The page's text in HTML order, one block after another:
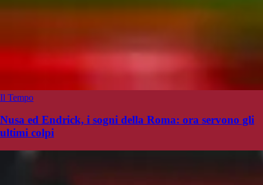
Il Tempo
Nusa ed Endrick, i sogni della Roma: ora servono gli
ultimi colpi